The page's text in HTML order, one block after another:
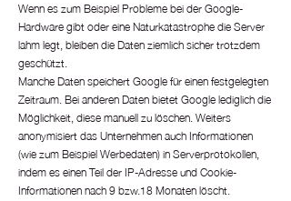
Wenn es zum Beispiel Probleme bei der Google-
Hardware gibt oder eine Naturkatastrophe die Server
lahm legt, bleiben die Daten ziemlich sicher trotzdem
geschützt.
Manche Daten speichert Google für einen festgelegten
Zeitraum. Bei anderen Daten bietet Google lediglich die
Möglichkeit, diese manuell zu löschen. Weiters
anonymisiert das Unternehmen auch Informationen
(wie zum Beispiel Werbedaten) in Serverprotokollen,
indem es einen Teil der IP-Adresse und Cookie-
Informationen nach 9 bzw.18 Monaten löscht.